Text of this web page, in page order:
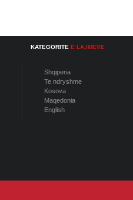
KATEGORITE E LAJMEVE
Shqiperia
Te ndryshme
Kosova
Maqedonia
English